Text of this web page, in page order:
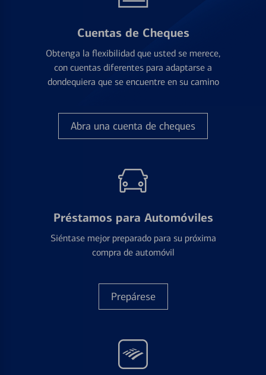
Cuentas de Cheques
Obtenga la flexibilidad que usted se merece,
con cuentas diferentes para adaptarse a
dondequiera que se encuentre en su camino
Abra una cuenta de cheques
Préstamos para Automóviles
Siéntase mejor preparado para su próxima
compra de automóvil
Prepárese